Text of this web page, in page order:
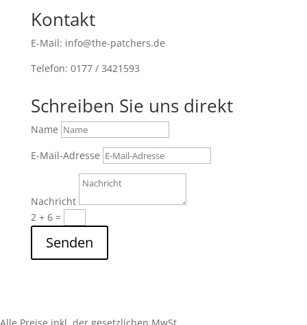
Kontakt
E-Mail: info@the-patchers.de
Telefon: 0177 / 3421593
Schreiben Sie uns direkt
Name
E-Mail-Adresse
Nachricht
2 + 6=
Senden